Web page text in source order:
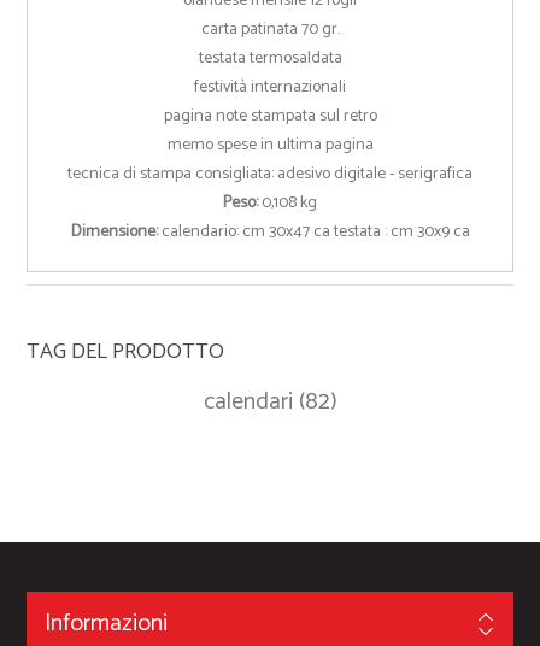
carta patinata 70 gr.
testata termosaldata
festività internazionali
pagina note stampata sul retro
memo spese in ultima pagina
tecnica di stampa consigliata: adesivo digitale - serigrafica
Peso:0,108 kg
Dimensione:calendario: cm 30x47 ca testata : cm 30x9 ca
TAG DEL PRODOTTO
calendari (82)
Informazioni